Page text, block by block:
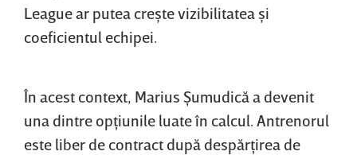
League ar putea creşte vizibilitatea şi
coeficientul echipei.
În acest context, Marius Şumudică a devenit
una dintre opţiunile luate în calcul. Antrenorul
este liber de contract după despărţirea de